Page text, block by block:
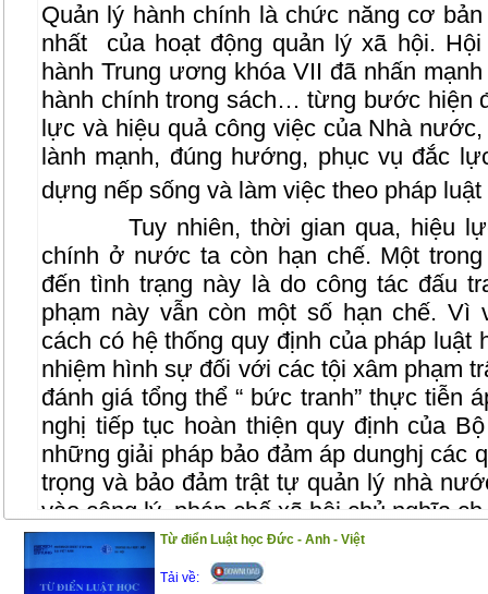
Quản lý hành chính là chức năng cơ
nhất
của hoạt động quản lý xã hội.
hành Trung ương khóa VII đã nhấn
hành chính trong sách… từng bước hiện
lực và hiệu quả công việc của Nhà
lành mạnh, đúng hướng, phục vụ đắc
dựng nếp sống và làm việc theo pháp luật
Tuy nhiên, thời gian qua, hiệu
chính ở nước ta còn hạn chế. Một
đến tình trạng này là do công tác đấu
phạm này vẫn còn một số hạn chế. Vì
cách có hệ thống quy định của pháp luật
nhiệm hình sự đối với các tội xâm phạm
đánh giá tổng thể “ bức tranh” thực tiễn
nghị tiếp tục hoàn thiện quy định của
những giải pháp bảo đảm áp dunghj các
trọng và bảo đảm trật tự quản lý nhà
vào công lý, pháp chế xã hội chủ nghĩa
Trong phạm vi cuốn sách này,
và sâu sắc hơn những vấn đề lý luận về
Từ điển Luật học Đức - Anh - Việt
Tải về: